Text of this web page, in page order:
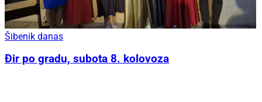
Šibenik danas
Đir po gradu, subota 8. kolovoza